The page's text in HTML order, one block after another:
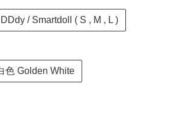
/ Smartdoll ( S , M , L )
色 Golden White